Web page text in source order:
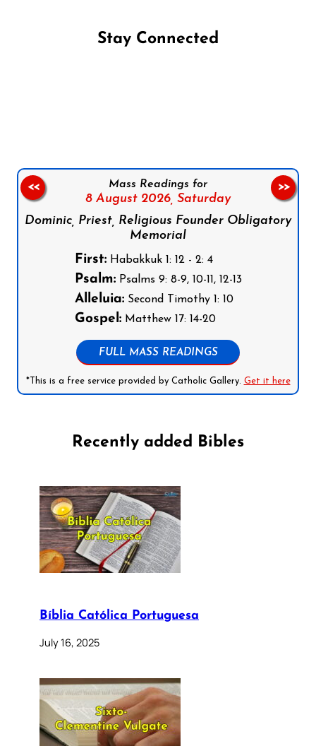
Stay Connected
Mass Readings for
8 August 2026, Saturday
Dominic, Priest, Religious Founder Obligatory
Memorial
First:Habakkuk 1: 12 - 2: 4
Psalm:Psalms 9: 8-9, 10-11, 12-13
Alleluia:Second Timothy 1: 10
Gospel:Matthew 17: 14-20
FULL MASS READINGS
*This is a free service provided by Catholic Gallery. Get it here
<< >>
Recently added Bibles
Bíblia Católica Portuguesa
July 16, 2025